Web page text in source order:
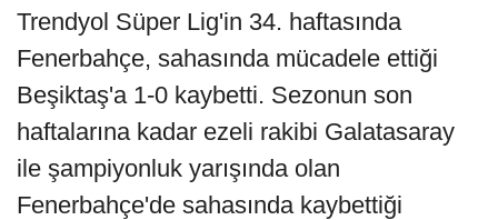
Trendyol Süper Lig'in 34. haftasında
Fenerbahçe, sahasında mücadele ettiği
Beşiktaş'a 1-0 kaybetti. Sezonun son
haftalarına kadar ezeli rakibi Galatasaray
ile şampiyonluk yarışında olan
Fenerbahçe'de sahasında kaybettiği